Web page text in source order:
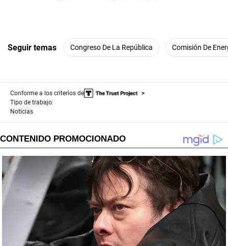
Seguir temas Congreso De La República Comisión De
Conforme a los criterios de
Tipo de trabajo:
Noticias